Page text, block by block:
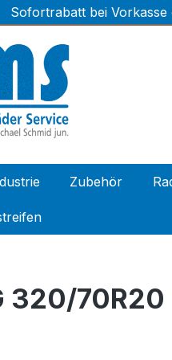
Sofortrabatt bei
Zubehör
320/